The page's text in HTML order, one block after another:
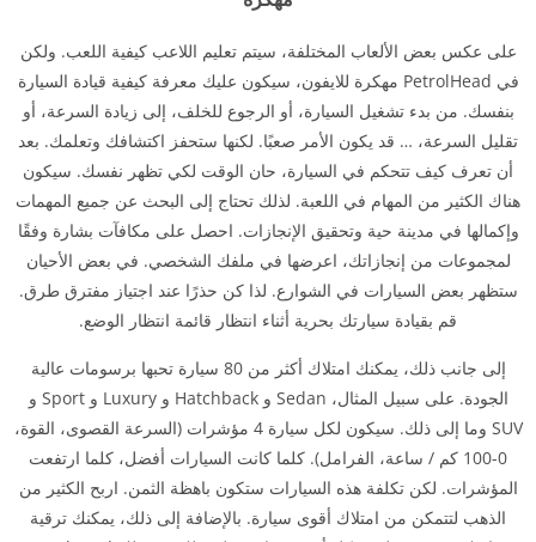
على عكس بعض الألعاب المختلفة، سيتم تعليم اللاعب كيفية اللعب. ولكن
في PetrolHead مهكرة للايفون، سيكون عليك معرفة كيفية قيادة السيارة
بنفسك. من بدء تشغيل السيارة، أو الرجوع للخلف، إلى زيادة السرعة، أو
تقليل السرعة، … قد يكون الأمر صعبًا. لكنها ستحفز اكتشافك وتعلمك. بعد
أن تعرف كيف تتحكم في السيارة، حان الوقت لكي تظهر نفسك. سيكون
هناك الكثير من المهام في اللعبة. لذلك تحتاج إلى البحث عن جميع المهمات
وإكمالها في مدينة حية وتحقيق الإنجازات. احصل على مكافآت بشارة وفقًا
لمجموعات من إنجازاتك، اعرضها في ملفك الشخصي. في بعض الأحيان
ستظهر بعض السيارات في الشوارع. لذا كن حذرًا عند اجتياز مفترق طرق.
قم بقيادة سيارتك بحرية أثناء انتظار قائمة انتظار الوضع.
إلى جانب ذلك، يمكنك امتلاك أكثر من 80 سيارة تحبها برسومات عالية
الجودة. على سبيل المثال، Sedan و Hatchback و Luxury و Sport و
SUV وما إلى ذلك. سيكون لكل سيارة 4 مؤشرات (السرعة القصوى، القوة،
0-100 كم / ساعة، الفرامل). كلما كانت السيارات أفضل، كلما ارتفعت
المؤشرات. لكن تكلفة هذه السيارات ستكون باهظة الثمن. اربح الكثير من
الذهب لتتمكن من امتلاك أقوى سيارة. بالإضافة إلى ذلك، يمكنك ترقية